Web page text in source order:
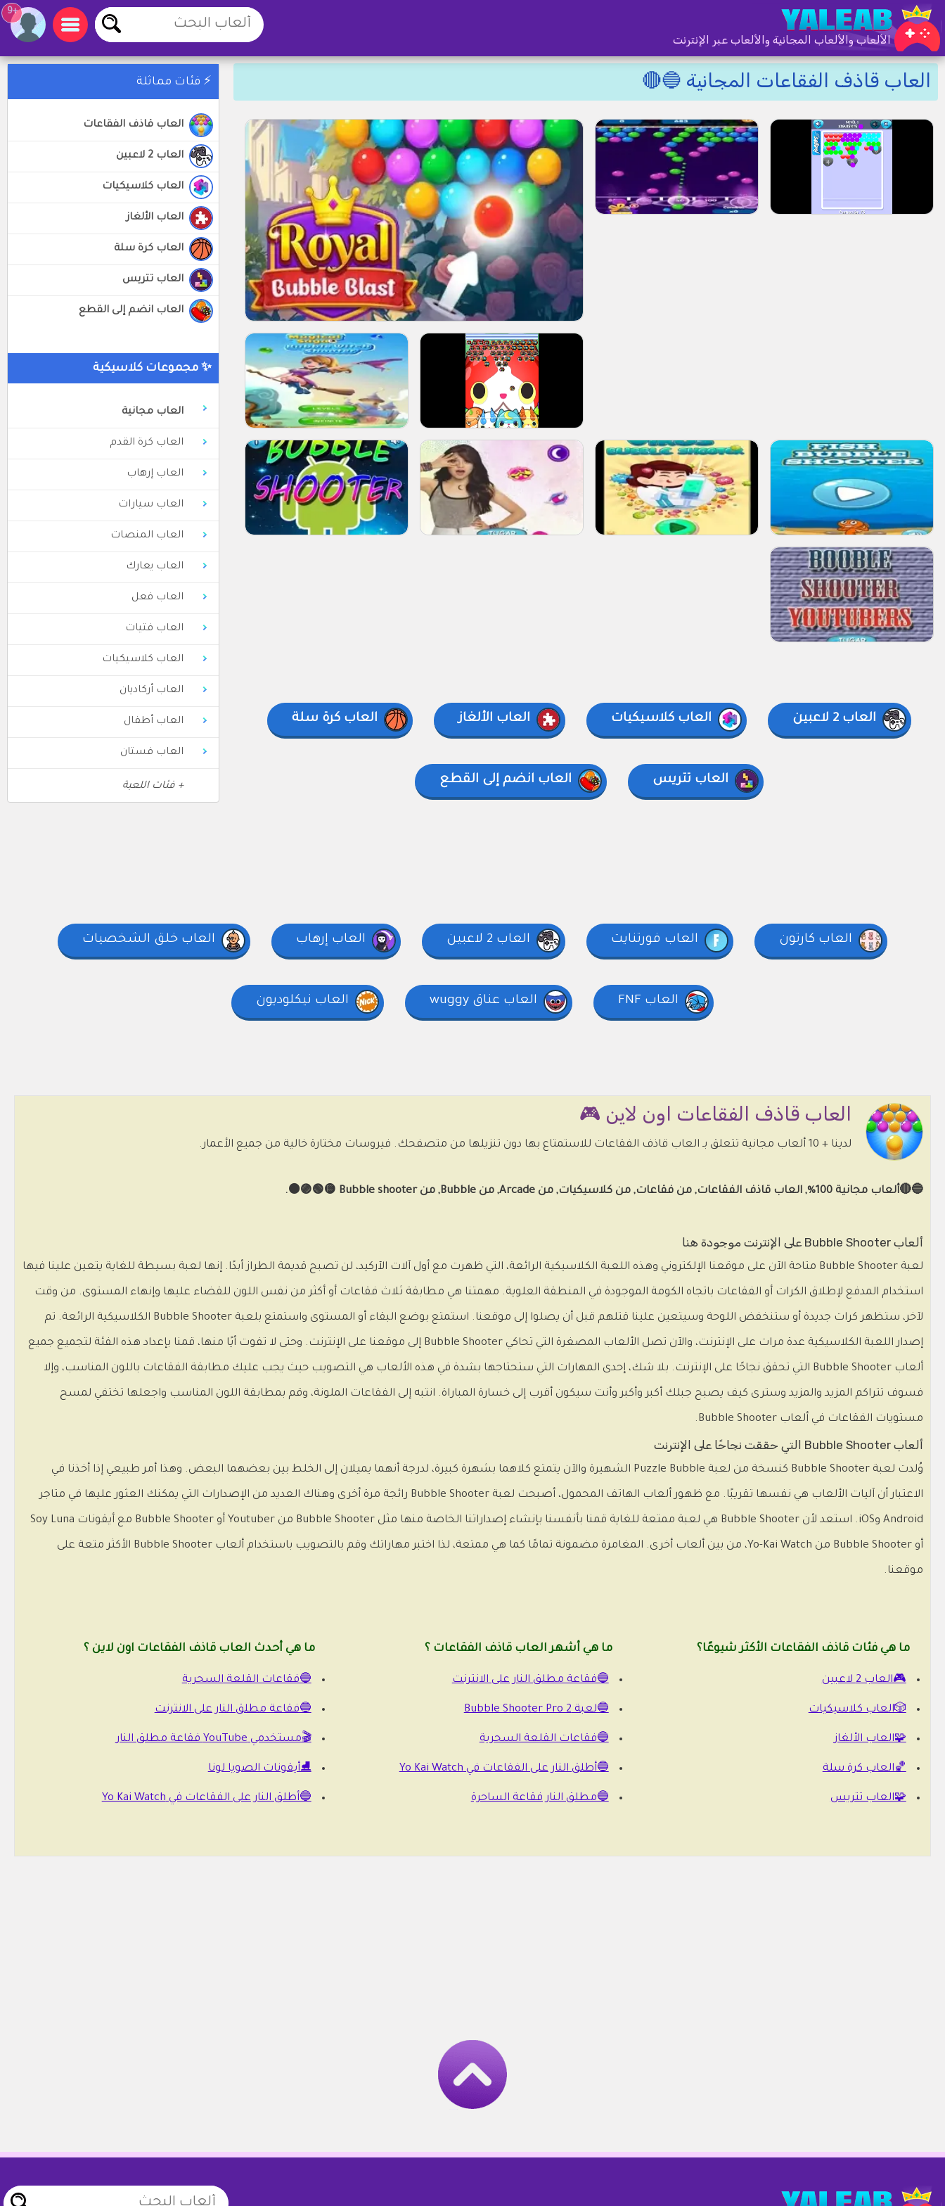
الألعاب والألعاب المجانية والألعاب عبر الإنترنت
+9
⚡ فئات مماثلة
العاب قاذف الفقاعات
العاب 2 لاعبين
العاب كلاسيكيات
العاب الألغاز
العاب كرة سلة
العاب تتريس
العاب انضم إلى القطع
✨ مجموعات كلاسيكية
العاب مجانية
العاب كرة القدم
العاب إرهاب
العاب سيارات
العاب المنصات
العاب يعارك
العاب فعل
العاب فتيات
العاب كلاسيكيات
العاب أركاديان
العاب أطفال
العاب فستان
+ فئات اللعبة
العاب قاذف الفقاعات المجانية 🔵🔴
العاب 2 لاعبين العاب كلاسيكيات العاب الألغاز العاب كرة سلة
العاب تتريس العاب انضم إلى القطع
العاب كارتون العاب فورتنايت العاب 2 لاعبين العاب إرهاب العاب خلق الشخصيات
العاب FNF العاب عناق wuggy العاب نيكلوديون
العاب قاذف الفقاعات اون لاين 🎮
لدينا + 10 ألعاب مجانية تتعلق بـ العاب قاذف الفقاعات للاستمتاع بها دون تنزيلها من متصفحك. فيروسات مختارة خالية من جميع الأعمار.
🔵🔴ألعاب مجانية 100%, العاب قاذف الفقاعات, من فقاعات, من كلاسيكيات, من Arcade, من Bubble, من Bubble shooter 🟡🟢🟣🟠.
ألعاب Bubble Shooter على الإنترنت موجودة هنا
لعبة Bubble Shooter متاحة الآن على موقعنا الإلكتروني وهذه اللعبة الكلاسيكية الرائعة، التي ظهرت مع أول آلات الآركيد، لن تصبح قديمة الطراز أبدًا. إنها لعبة بسيطة للغاية يتعين علينا فيها
استخدام المدفع لإطلاق الكرات أو الفقاعات باتجاه الكومة الموجودة في المنطقة العلوية. مهمتنا هي مطابقة ثلاث فقاعات أو أكثر من نفس اللون للقضاء عليها وإنهاء المستوى. من وقت
لآخر، ستظهر كرات جديدة أو ستنخفض اللوحة وسيتعين علينا قتلهم قبل أن يصلوا إلى موقعنا. استمتع بوضع البقاء أو المستوى واستمتع بلعبة Bubble Shooter الكلاسيكية الرائعة. تم
إصدار اللعبة الكلاسيكية عدة مرات على الإنترنت، والآن تصل الألعاب المصغرة التي تحاكي Bubble Shooter إلى موقعنا على الإنترنت. وحتى لا تفوت أيًا منها، قمنا بإعداد هذه الفئة لتجميع جميع
ألعاب Bubble Shooter التي تحقق نجاحًا على الإنترنت. بلا شك، إحدى المهارات التي ستحتاجها بشدة في هذه الألعاب هي التصويب حيث يجب عليك مطابقة الفقاعات باللون المناسب، وإلا
فسوف تتراكم المزيد والمزيد وسترى كيف يصبح جبلك أكبر وأكبر وأنت سيكون أقرب إلى خسارة المباراة. انتبه إلى الفقاعات الملونة، وقم بمطابقة اللون المناسب واجعلها تختفي لمسح
مستويات الفقاعات في ألعاب Bubble Shooter.
ألعاب Bubble Shooter التي حققت نجاحًا على الإنترنت
وُلدت لعبة Bubble Shooter كنسخة من لعبة Puzzle Bubble الشهيرة والآن يتمتع كلاهما بشهرة كبيرة، لدرجة أنهما يميلان إلى الخلط بين بعضهما البعض. وهذا أمر طبيعي إذا أخذنا في
الاعتبار أن آليات الألعاب هي نفسها تقريبًا. مع ظهور ألعاب الهاتف المحمول، أصبحت لعبة Bubble Shooter رائجة مرة أخرى وهناك العديد من الإصدارات التي يمكنك العثور عليها في متاجر
Android وiOS. استعد لأن Bubble Shooter هي لعبة ممتعة للغاية قمنا بأنفسنا بإنشاء إصداراتنا الخاصة منها مثل Bubble Shooter من Youtuber أو Bubble Shooter مع أيقونات Soy Luna
أو Bubble Shooter من Yo-Kai Watch، من بين ألعاب أخرى. المغامرة مضمونة تمامًا كما هي ممتعة، لذا اختبر مهاراتك وقم بالتصويب باستخدام ألعاب Bubble Shooter الأكثر متعة على
موقعنا.
ما هي فئات قاذف الفقاعات الأكثر شيوعًا؟
🎮العاب 2 لاعبين
🎲العاب كلاسيكيات
🧩العاب الألغاز
🏀العاب كرة سلة
🧩العاب تتريس
ما هي أشهر العاب قاذف الفقاعات ؟
🔵فقاعة مطلق النار على الانترنت
🔵لعبة Bubble Shooter Pro 2
🔵فقاعات القلعة السحرية
🔵أطلق النار على الفقاعات في Yo Kai Watch
🔵مطلق النار فقاعة الساحرة
ما هي أحدث العاب قاذف الفقاعات اون لاين ؟
🔵فقاعات القلعة السحرية
🔵فقاعة مطلق النار على الانترنت
🎬مستخدمي YouTube فقاعة مطلق النار
⛸️أيقونات الصويا لونا
🔵أطلق النار على الفقاعات في Yo Kai Watch